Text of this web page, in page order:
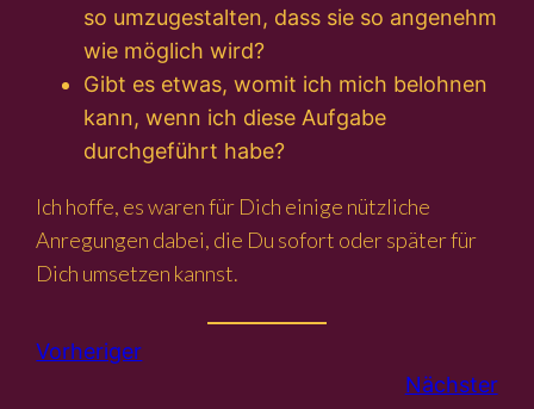
so umzugestalten, dass sie so angenehm
wie möglich wird?
Gibt es etwas, womit ich mich belohnen
kann, wenn ich diese Aufgabe
durchgeführt habe?
Ich hoffe, es waren für Dich einige nützliche
Anregungen dabei, die Du sofort oder später für
Dich umsetzen kannst.
Vorheriger
Nächster